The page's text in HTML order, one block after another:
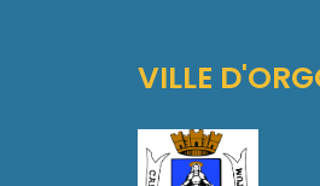
VILLE